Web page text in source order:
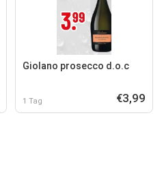
Giolano prosecco d.o.c
1 Tag €3,99